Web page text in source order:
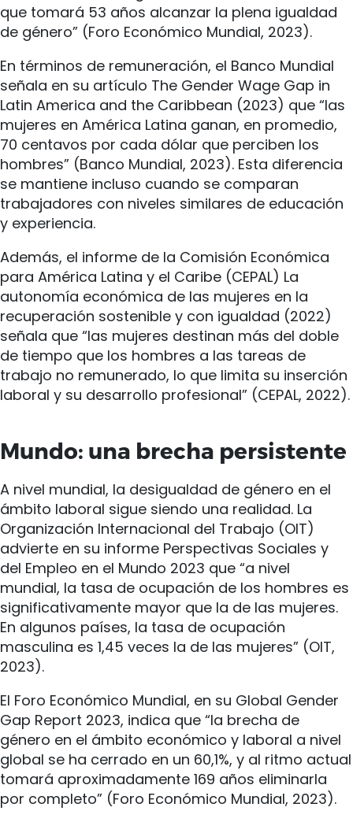
que tomará 53 años alcanzar la plena igualdad
de género” (Foro Económico Mundial, 2023).
En términos de remuneración, el Banco Mundial
señala en su artículo The Gender Wage Gap in
Latin America and the Caribbean (2023) que “las
mujeres en América Latina ganan, en promedio,
70 centavos por cada dólar que perciben los
hombres” (Banco Mundial, 2023). Esta diferencia
se mantiene incluso cuando se comparan
trabajadores con niveles similares de educación
y experiencia.
Además, el informe de la Comisión Económica
para América Latina y el Caribe (CEPAL) La
autonomía económica de las mujeres en la
recuperación sostenible y con igualdad (2022)
señala que “las mujeres destinan más del doble
de tiempo que los hombres a las tareas de
trabajo no remunerado, lo que limita su inserción
laboral y su desarrollo profesional” (CEPAL, 2022).
Mundo: una brecha persistente
A nivel mundial, la desigualdad de género en el
ámbito laboral sigue siendo una realidad. La
Organización Internacional del Trabajo (OIT)
advierte en su informe Perspectivas Sociales y
del Empleo en el Mundo 2023 que “a nivel
mundial, la tasa de ocupación de los hombres es
significativamente mayor que la de las mujeres.
En algunos países, la tasa de ocupación
masculina es 1,45 veces la de las mujeres” (OIT,
2023).
El Foro Económico Mundial, en su Global Gender
Gap Report 2023, indica que “la brecha de
género en el ámbito económico y laboral a nivel
global se ha cerrado en un 60,1%, y al ritmo actual
tomará aproximadamente 169 años eliminarla
por completo” (Foro Económico Mundial, 2023).